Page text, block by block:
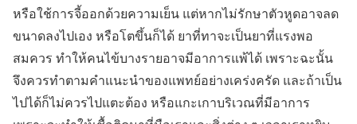
หรือใช้การจี้ออกด้วยความเย็น แต่หากไม่รักษาตัวหูดอาจลด
ขนาดลงไปเอง หรือโตขึ้นก็ได้ ยาที่ทาจะเป็นยาที่แรงพอ
สมควร ทำให้คนไข้บางรายอาจมีอาการแพ้ได้ เพราะฉะนั้น
จึงควรทำตามคำแนะนำของแพทย์อย่างเคร่งครัด และถ้าเป็น
ไปได้ก็ไม่ควรไปแตะต้อง หรือแกะเกาบริเวณที่มีอาการ